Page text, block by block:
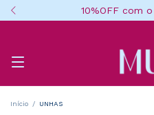
10%OFF com
Início / UNHAS